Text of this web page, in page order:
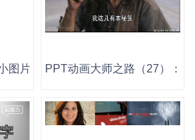
图片的边框处理术之二：宝丽来
PPT动画大师之路（27）：